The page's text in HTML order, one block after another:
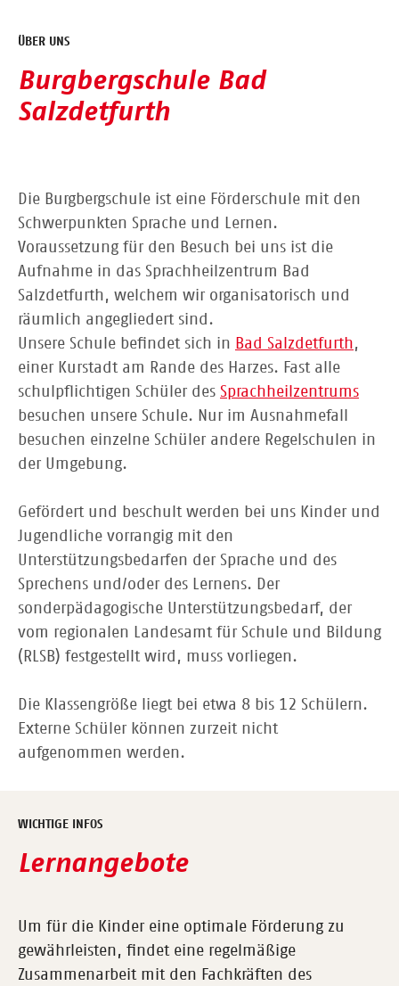
ÜBER UNS
Burgbergschule Bad
Salzdetfurth
Die Burgbergschule ist eine Förderschule mit den
Schwerpunkten Sprache und Lernen.
Voraussetzung für den Besuch bei uns ist die
Aufnahme in das Sprachheilzentrum Bad
Salzdetfurth, welchem wir organisatorisch und
räumlich angegliedert sind.
Unsere Schule befindet sich in Bad Salzdetfurth,
einer Kurstadt am Rande des Harzes. Fast alle
schulpflichtigen Schüler des Sprachheilzentrums
besuchen unsere Schule. Nur im Ausnahmefall
besuchen einzelne Schüler andere Regelschulen in
der Umgebung.
Gefördert und beschult werden bei uns Kinder und
Jugendliche vorrangig mit den
Unterstützungsbedarfen der Sprache und des
Sprechens und/oder des Lernens. Der
sonderpädagogische Unterstützungsbedarf, der
vom regionalen Landesamt für Schule und Bildung
(RLSB) festgestellt wird, muss vorliegen.
Die Klassengröße liegt bei etwa 8 bis 12 Schülern.
Externe Schüler können zurzeit nicht
aufgenommen werden.
WICHTIGE INFOS
Lernangebote
Um für die Kinder eine optimale Förderung zu
gewährleisten, findet eine regelmäßige
Zusammenarbeit mit den Fachkräften des